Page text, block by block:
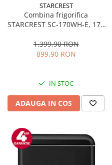
STARCREST
Combina frigorifica
STARCREST SC-170WH-E, 170
Termostat reglabil, Iluminare
LED, Picioare ajustabile, Usi
1.399,90 RON
899,90 RON
IN STOC
ADAUGA IN COS